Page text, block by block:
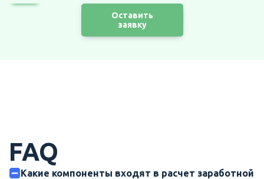
Оставить
заявку
FAQ
Какие компоненты входят в расчет заработной